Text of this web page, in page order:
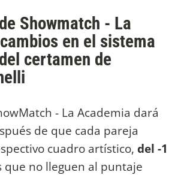
Showmatch - La
en el sistema
certamen de
- La Academia dará
de que cada pareja
cuadro artístico, del -1
que no lleguen al puntaje